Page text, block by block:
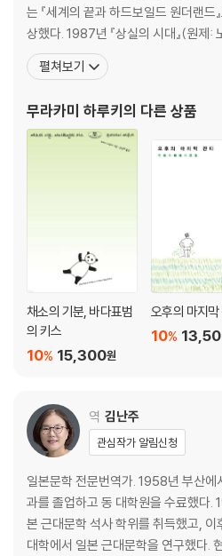
는 『세계의 끝과 하드보일드 원더랜드
상했다. 1987년 『상실의 시대』(원제
는 베스트셀러 선풍과 함께 하루키 신
로 떠올랐다. 1994년 『태엽 감는 새』
타임스 ‘올해의 책’에 선정되었다. 그 밖
펼쳐보기
무라카미 하루키 의 다른 상품
채소의 기분, 바다표범
의 키스
15,300원
10%
오후의 마지막
10%
역 김난주
관심작가 알림신청
일본문학 전문번역가. 1958년 부산에
과를 졸업하고 동 대학원을 수료했다.
본 근대문학 석사 학위를 취득했고,
대학에서 일본 근대문학을 연구했다.